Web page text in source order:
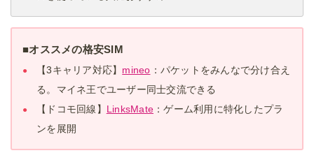
■オススメの格安SIM
【3キャリア対応】 mineo ：パケットをみんなで分け合え
る。マイネ王でユーザー同士交流できる
【ドコモ回線】 LinksMate ：ゲーム利用に特化したプラ
ンを展開